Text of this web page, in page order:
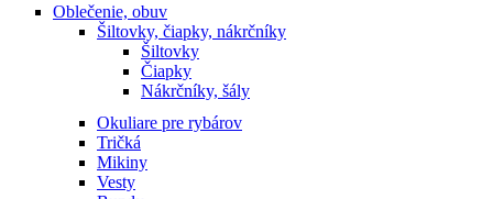
Oblečenie, obuv
Šiltovky, čiapky, nákrčníky
Šiltovky
Čiapky
Nákrčníky, šály
Okuliare pre rybárov
Tričká
Mikiny
Vesty